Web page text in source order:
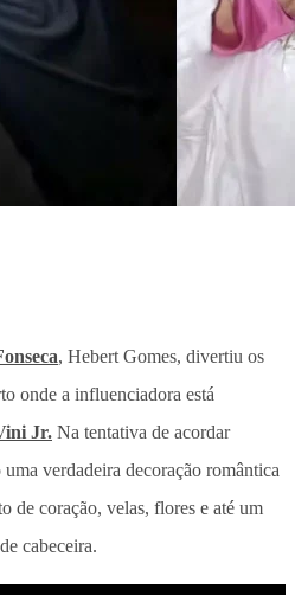
, Hebert Gomes, divertiu os
onde a influenciadora está
Jr. Na tentativa de acordar
verdadeira decoração romântica
de coração, velas, flores e até um
cabeceira.